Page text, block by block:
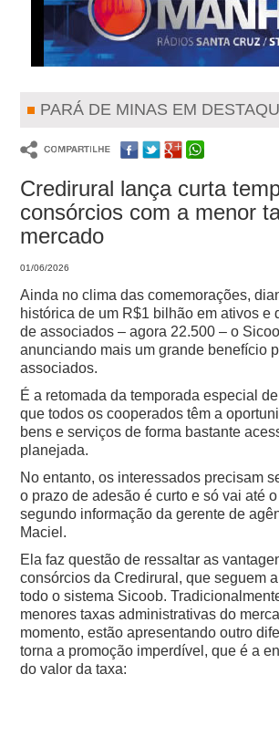
PARÁ DE MINAS EM
Credirural lança curta
consórcios com a menor
mercado
01/06/2026
Ainda no clima das comemorações,
histórica de um R$1 bilhão em ativos e
de associados – agora 22.500 – o
anunciando mais um grande benefício
associados.
É a retomada da temporada especial
que todos os cooperados têm a
bens e serviços de forma bastante
planejada.
No entanto, os interessados precisam
o prazo de adesão é curto e só vai até
segundo informação da gerente de
Maciel.
Ela faz questão de ressaltar as
consórcios da Credirural, que seguem
todo o sistema Sicoob.
menores taxas administrativas do
momento, estão apresentando outro
torna a promoção imperdível, que é a
do valor da taxa: